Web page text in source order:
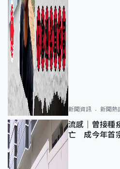
新聞資訊 新聞熱
流感｜曾接種
亡 成今年首